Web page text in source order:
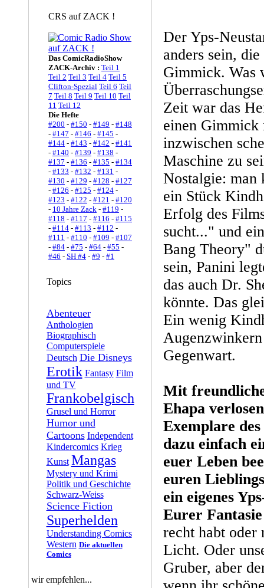
CRS auf ZACK !
Das ComicRadioShow
ZACK-Archiv : Teil 1
Teil 2 Teil 3 Teil 4 Teil 5
Clifton-Spezial Teil 6 Teil
7 Teil 8 Teil 9 Teil 10 Teil
11 Teil 12
Die Hefte
#200 - #150 - #149 - #148
- #147 - #146 - #145 -
#144 - #143 - #142 - #141
- #140 - #139 - #138 -
#137 - #136 - #135 - #134
- #133 - #132 - #131 -
#130 - #129 - #128 - #127
- #126 - #125 - #124 -
#123 - #122 - #121 - #120
- 10 Jahre Zack - #119 -
#118 - #117 - #116 - #115
- #114 - #113 - #112 -
#111 - #110 - #109 - #107
- #84 - #75 - #64 - #55 -
#46 - SH #4 - #9 - #1
Topics
Abenteuer
Anthologien
Biographisch
Computerspiele
Deutsch Die Disneys
Erotik Fantasy Film
und TV
Frankobelgisch
Grusel und Horror
Humor und
Cartoons Independent
Kindercomics Krieg
Kunst Mangas
Mystery und Krimi
Politik und Geschichte
Schwarz-Weiss
Science Fiction
Superhelden
Understanding Comics
Western Die aktuellen
Comics
wir empfehlen...
Der Yps-
anders sein,
Gimmick. Was
Zeit war das
einen Gimmick
inzwischen
Maschine zu
Nostalgie: man
ein Stück
Erfolg des
sucht..." und
Bang Theory"
sein, Panini
das auch Dr.
könnte. Das
Ein wenig
Gegenwart.
Mit
Ehapa
Exemplare
dazu einfach
euer Leben
euren
ein eigenes
Eurer
recht habt oder
Licht. Oder
Gruber, aber